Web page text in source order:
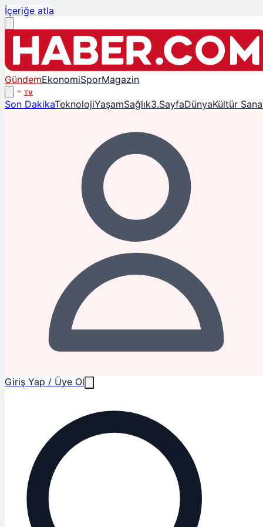
İçeriğe atla
GündemEkonomiSporMagazin
TV
Son DakikaTeknolojiYaşamSağlık3.SayfaDünyaKültür
Giriş Yap / Üye Ol